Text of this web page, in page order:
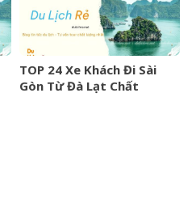
TOP 24 Xe Khách Đi Sài
Gòn Từ Đà Lạt Chất